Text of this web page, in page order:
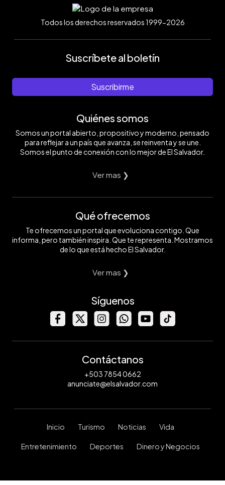
Todos los derechos reservados 1999-2026
Suscríbete al boletín
Suscribirme
Quiénes somos
Somos un portal abierto, propositivo y moderno, pensado
para reflejar a un país que avanza, se reinventa y se une.
Somos el punto de conexión con lo mejor de El Salvador.
Ver mas ❯
Qué ofrecemos
Te ofrecemos un portal que evoluciona contigo. Que
informa, pero también inspira. Que te representa. Mostramos
de lo que está hecho El Salvador.
Ver mas ❯
Síguenos
Contáctanos
+503 7854 0662
anunciate@elsalvador.com
Inicio Turismo Noticias Vida
Entretenimiento Deportes Dinero y Negocios